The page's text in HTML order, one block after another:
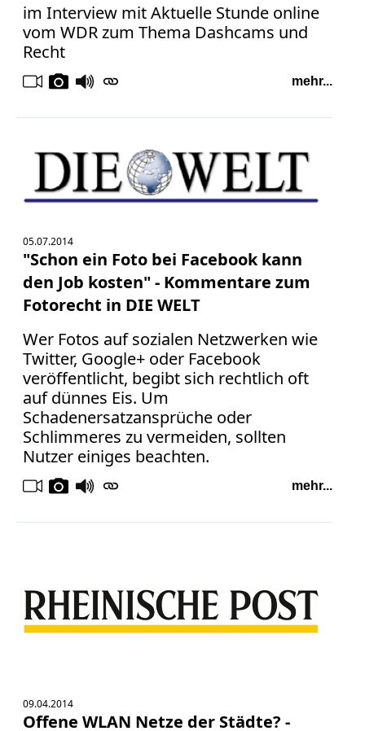
im Interview mit Aktuelle Stunde online
vom WDR zum Thema Dashcams und
Recht
mehr...
05.07.2014
"Schon ein Foto bei Facebook kann
den Job kosten" - Kommentare zum
Fotorecht in DIE WELT
Wer Fotos auf sozialen Netzwerken wie
Twitter, Google+ oder Facebook
veröffentlicht, begibt sich rechtlich oft
auf dünnes Eis. Um
Schadenersatzansprüche oder
Schlimmeres zu vermeiden, sollten
Nutzer einiges beachten.
mehr...
09.04.2014
Offene WLAN Netze der Städte? -